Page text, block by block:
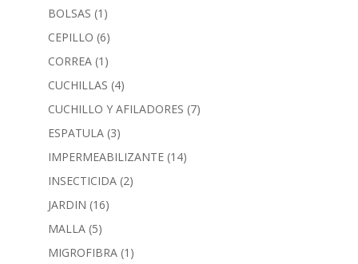
BOLSAS (1)
CEPILLO (6)
CORREA (1)
CUCHILLAS (4)
CUCHILLO Y AFILADORES (7)
ESPATULA (3)
IMPERMEABILIZANTE (14)
INSECTICIDA (2)
JARDIN (16)
MALLA (5)
MIGROFIBRA (1)